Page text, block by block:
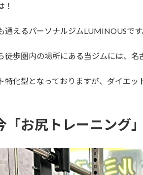
！
通えるパーソナルジムLUMINOUSです
徒歩圏内の場所にある当ジムには、名
特化型となっておりますが、ダイエ
「お尻トレーニング